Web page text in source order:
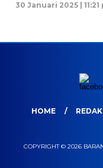
30 Januari 2025 | 11:21
HOME
COPYRIGHT © 2026